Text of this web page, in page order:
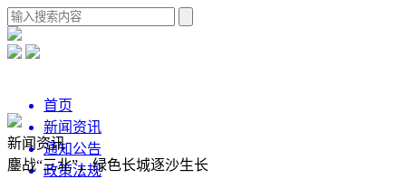
首页
新闻资讯
通知公告
政策法规
新闻资讯
鏖战“三北”，绿色长城逐沙生长